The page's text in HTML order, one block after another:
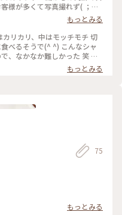
様が多くて写真撮れず( ；
ひまた行きたい！ ＊ #阿蘇 #カフェ #ランチ #古民家
もっとみる
リカリ、中はモッチモチ 切
べるそうで(^ ^) こんなシャ
、なかなか難しかった 笑 ＊
もっとみる
75
もっとみる